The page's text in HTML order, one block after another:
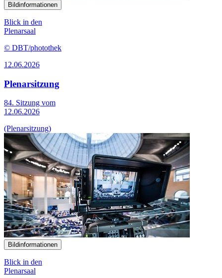
Bildinformationen
Blick in den
Plenarsaal
© DBT/photothek
12.06.2026
Plenarsitzung
84. Sitzung vom
12.06.2026
(Plenarsitzung)
Bildinformationen
Blick in den
Plenarsaal